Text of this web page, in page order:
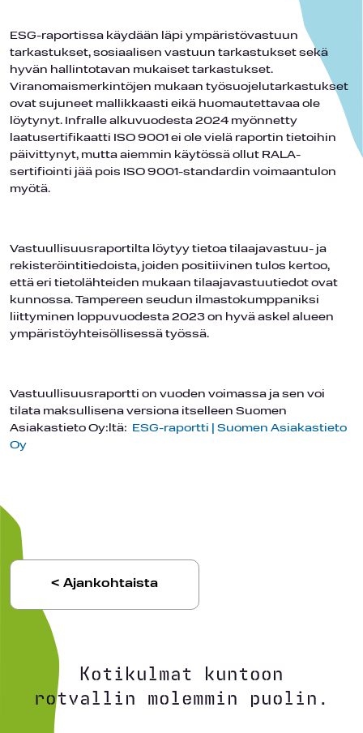
ESG-raportissa käydään läpi ympäristövastuun
tarkastukset, sosiaalisen vastuun tarkastukset sekä
hyvän hallintotavan mukaiset tarkastukset.
Viranomaismerkintöjen mukaan työsuojelutarkastukset
ovat sujuneet mallikkaasti eikä huomautettavaa ole
löytynyt. Infralle alkuvuodesta 2024 myönnetty
laatusertifikaatti ISO 9001 ei ole vielä raportin tietoihin
päivittynyt, mutta aiemmin käytössä ollut RALA-
sertifiointi jää pois ISO 9001-standardin voimaantulon
myötä.
Vastuullisuusraportilta löytyy tietoa tilaajavastuu- ja
rekisteröintitiedoista, joiden positiivinen tulos kertoo,
että eri tietolähteiden mukaan tilaajavastuutiedot ovat
kunnossa. Tampereen seudun ilmastokumppaniksi
liittyminen loppuvuodesta 2023 on hyvä askel alueen
ympäristöyhteisöllisessä työssä.
Vastuullisuusraportti on vuoden voimassa ja sen voi
tilata maksullisena versiona itselleen Suomen
Asiakastieto Oy:ltä: ESG-raportti | Suomen Asiakastieto
Oy
< Ajankohtaista
Kotikulmat kuntoon
rotvallin molemmin puolin.